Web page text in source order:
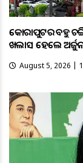
କୋରାପୁଟର ବହୁ
ଖଲାସ ହେଲେ
August 5, 2026 |